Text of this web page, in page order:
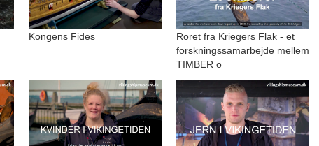
Kongens Fides
Roret fra Kriegers Flak - et
forskningssamarbejde mellem
TIMBER o